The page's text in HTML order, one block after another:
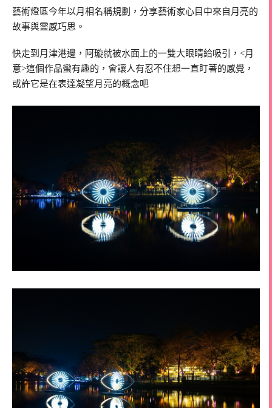
藝術燈區今年以月相名稱規劃，分享藝術家心目中來自月亮的
故事與靈感巧思。
快走到月津港邊，阿璇就被水面上的一雙大眼睛給吸引，<月
意>這個作品蠻有趣的，會讓人有忍不住想一直盯著的感覺，
或許它是在表達凝望月亮的概念吧